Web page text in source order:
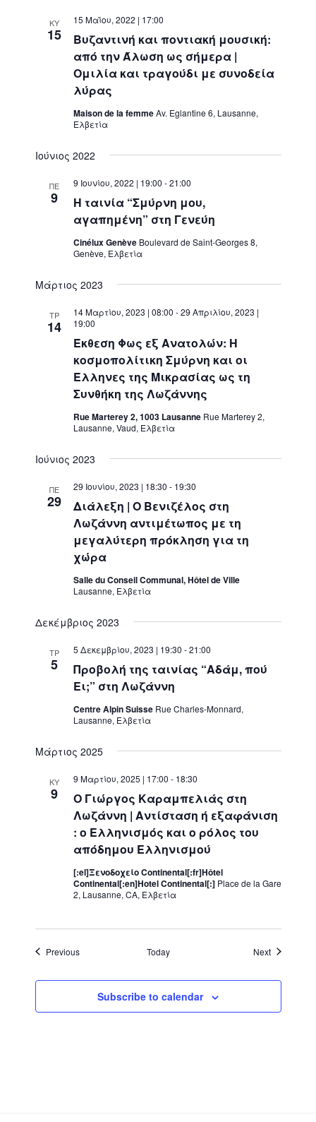
ΚΥ
15
Βυζαντινή και ποντιακή μουσική:
από την Άλωση ως σήμερα |
Ομιλία και τραγούδι με συνοδεία
λύρας
15 Μαΐου, 2022 | 17:00
Maison de la femmeAv. Eglantine 6, Lausanne,
Ελβετία
Ιούνιος 2022
ΠΕ
9
Η ταινία “Σμύρνη μου,
αγαπημένη” στη Γενεύη
9 Ιουνίου, 2022 | 19:00 -21:00
Cinélux Genève Boulevard de Saint-Georges 8,
Genève, Ελβετία
Μάρτιος 2023
ΤΡ
14
Έκθεση Φως εξ Ανατολών: Η
κοσμοπολίτικη Σμύρνη και οι
Έλληνες της Μικρασίας ως τη
Συνθήκη της Λωζάννης
14 Μαρτίου, 2023 | 08:00 -29 Απριλίου, 2023 |
19:00
Rue Marterey 2, 1003 Lausanne Rue Marterey 2,
Lausanne, Vaud, Ελβετία
Ιούνιος 2023
ΠΕ
29
Διάλεξη | Ο Βενιζέλος στη
Λωζάννη αντιμέτωπος με τη
μεγαλύτερη πρόκληση για τη
χώρα
29 Ιουνίου, 2023 | 18:30 - 19:30
Salle du Conseil Communal, Hôtel de Ville
Lausanne, Ελβετία
Δεκέμβριος 2023
ΤΡ
5
Προβολή της ταινίας “Αδάμ, πού
Ει;” στη Λωζάννη
5 Δεκεμβρίου, 2023 | 19:30 -21:00
Centre Alpin Suisse Rue Charles-Monnard,
Lausanne, Ελβετία
Μάρτιος 2025
ΚΥ
9
Ο Γιώργος Καραμπελιάς στη
Λωζάννη | Αντίσταση ή εξαφάνιση
: ο Ελληνισμός και ο ρόλος του
απόδημου Ελληνισμού
9 Μαρτίου, 2025 | 17:00 - 18:30
[:el]Ξενοδοχείο Continental[:fr]Hôtel
Continental[:en]Hotel Continental[:] Place de la Gare
2, Lausanne, CA, Ελβετία
PreviousEvents Today NextEvents
Subscribe to calendar